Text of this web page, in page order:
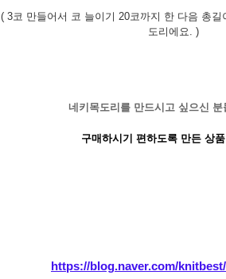
( 3코 만들어서 코 늘이기 20코까지 한 다음 총
도리에요. )
네키목도리를 만드시고 싶으신 분
구매하시기 편하도록 만든 상
https://blog.naver.com/knitbest/